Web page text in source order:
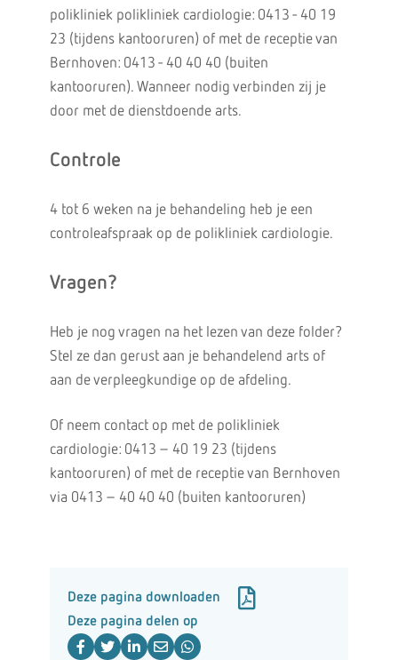
polikliniek polikliniek cardiologie: 0413 - 40 19
23 (tijdens kantooruren) of met de receptie van
Bernhoven: 0413 - 40 40 40 (buiten
kantooruren). Wanneer nodig verbinden zij je
door met de dienstdoende arts.
Controle
4 tot 6 weken na je behandeling heb je een
controleafspraak op de polikliniek cardiologie.
Vragen?
Heb je nog vragen na het lezen van deze folder?
Stel ze dan gerust aan je behandelend arts of
aan de verpleegkundige op de afdeling.
Of neem contact op met de polikliniek
cardiologie: 0413 – 40 19 23 (tijdens
kantooruren) of met de receptie van Bernhoven
via 0413 – 40 40 40 (buiten kantooruren)
Deze pagina downloaden
Deze pagina delen op